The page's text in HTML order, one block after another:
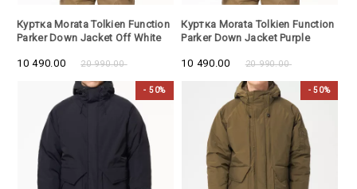
Куртка Morata Tolkien Function
Parker Down Jacket Off White
20 990.00
10 490.00
Куртка Morata Tolkien Function
Parker Down Jacket Purple
20 990.00
10 490.00
- 50% - 50%